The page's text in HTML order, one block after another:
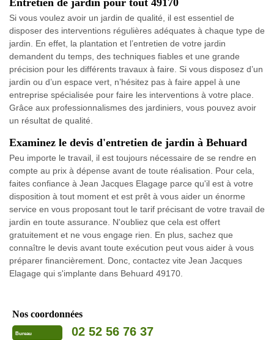
Entretien de jardin pour tout 49170
Si vous voulez avoir un jardin de qualité, il est essentiel de
disposer des interventions régulières adéquates à chaque type de
jardin. En effet, la plantation et l’entretien de votre jardin
demandent du temps, des techniques fiables et une grande
précision pour les différents travaux à faire. Si vous disposez d’un
jardin ou d’un espace vert, n’hésitez pas à faire appel à une
entreprise spécialisée pour faire les interventions à votre place.
Grâce aux professionnalismes des jardiniers, vous pouvez avoir
un résultat de qualité.
Examinez le devis d'entretien de jardin à Behuard
Peu importe le travail, il est toujours nécessaire de se rendre en
compte au prix à dépense avant de toute réalisation. Pour cela,
faites confiance à Jean Jacques Elagage parce qu'il est à votre
disposition à tout moment et est prêt à vous aider un énorme
service en vous proposant tout le tarif précisant de votre travail de
jardin en toute assurance. N'oubliez que cela est offert
gratuitement et ne vous engage rien. En plus, sachez que
connaître le devis avant toute exécution peut vous aider à vous
préparer financièrement. Donc, contactez vite Jean Jacques
Elagage qui s'implante dans Behuard 49170.
Nos coordonnées
Bureau 02 52 56 76 37